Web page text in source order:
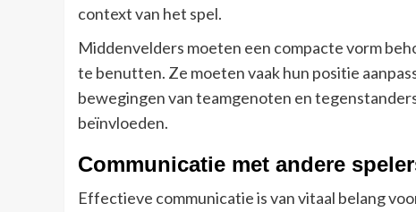
context van het spel.
Middenvelders moeten een compacte vorm
te benutten. Ze moeten vaak hun positie
bewegingen van teamgenoten en
beïnvloeden.
Communicatie met andere
Effectieve communicatie is van vitaal belang